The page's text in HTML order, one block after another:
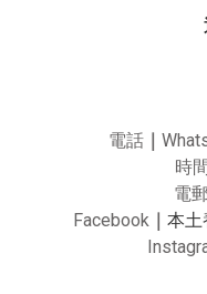
電話 ｜
時
電
Facebook ｜ 本土